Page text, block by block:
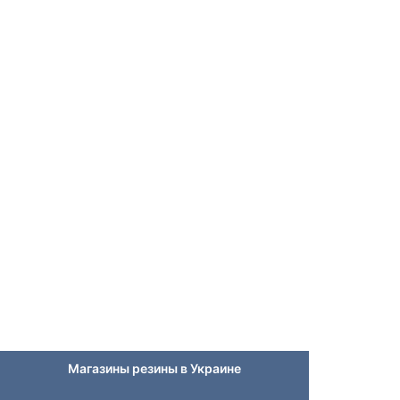
Магазины резины в Украине